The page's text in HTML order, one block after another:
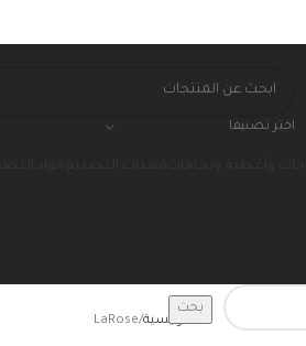
اختر تصنيفا
بحث
الرئيسية LaRose